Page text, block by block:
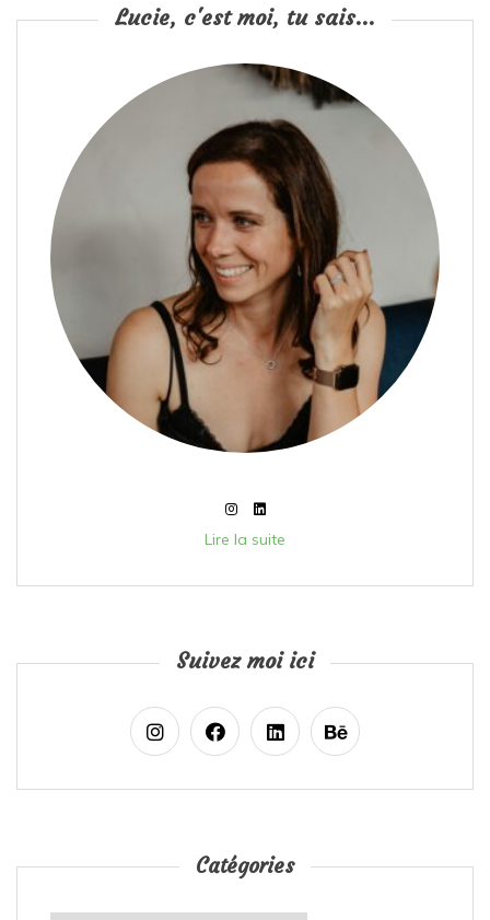
Lucie, c'est moi, tu sais...
Lire la suite
Suivez moi ici
Catégories